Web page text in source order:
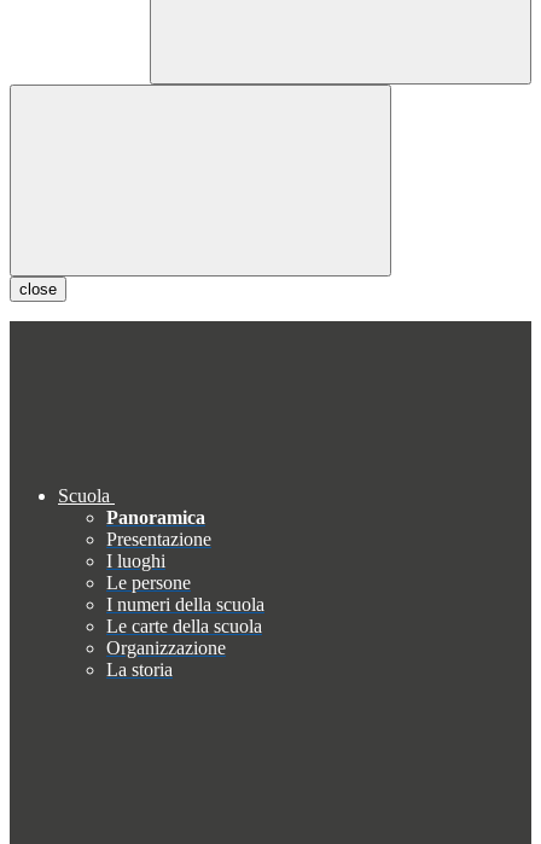
close
Scuola
Panoramica
Presentazione
I luoghi
Le persone
I numeri della scuola
Le carte della scuola
Organizzazione
La storia